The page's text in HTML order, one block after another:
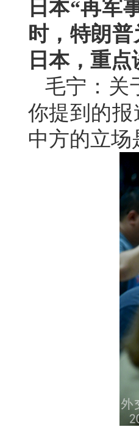
日本“再军
时，特朗
日本，重点
毛宁：关
你提到的
中方的立场